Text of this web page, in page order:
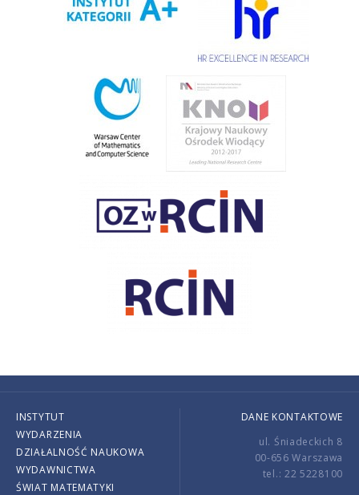
INSTYTUT
WYDARZENIA
DZIAŁALNOŚĆ NAUKOWA
WYDAWNICTWA
ŚWIAT MATEMATYKI
DANE KONTAKTOWE
ul. Śniadeckich 8
00-656 Warszawa
tel.: 22 5228100